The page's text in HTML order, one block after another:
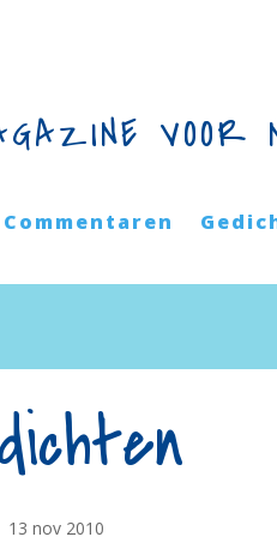
VOOR
Commentaren
13 nov 2010